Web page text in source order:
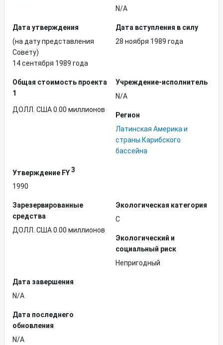
N/A
Дата утверждения
(на дату представления
Совету)
14 сентября 1989 года
Дата вступления в силу
28 ноября 1989 года
Общая стоимость проекта
1
ДОЛЛ. США 0.00 миллионов
Учреждение-исполнитель
N/A
Регион
Латинская Америка и
страны Карибского
бассейна
Утверждение FY3
1990
Зарезервированные
средства
ДОЛЛ. США 0.00 миллионов
Экологическая категория
C
Экологический и
социальный риск
Непригодный
Дата завершения
N/A
Дата последнего
обновления
N/A